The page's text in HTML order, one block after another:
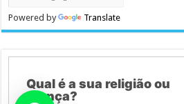
Powered by Translate
Qual é a sua religião ou
crença?